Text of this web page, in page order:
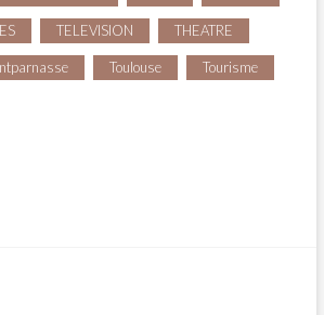
TELEVISION THEATRE
Toulouse Tourisme